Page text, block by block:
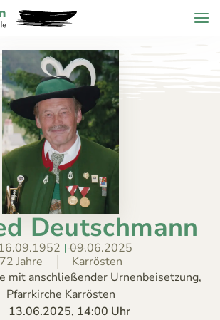
(Control + Option
( Control + Option
(Control + Option
(Control + Option
öffnen (
(Control + Option
und Trauerrituale KG
Deutschmann
16.09.1952
09.06.2025
72 Jahre
Karrösten
mit anschließender Urnenbeisetzung,
Pfarrkirche Karrösten
13.06.2025, 14:00 Uhr